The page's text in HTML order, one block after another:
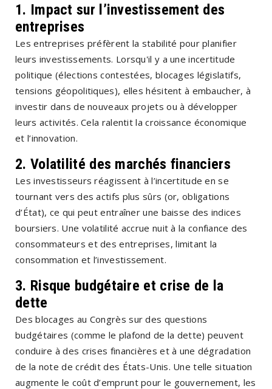
1. Impact sur l’investissement des
entreprises
Les entreprises préfèrent la stabilité pour planifier
leurs investissements. Lorsqu'il y a une incertitude
politique (élections contestées, blocages législatifs,
tensions géopolitiques), elles hésitent à embaucher, à
investir dans de nouveaux projets ou à développer
leurs activités. Cela ralentit la croissance économique
et l’innovation.
2. Volatilité des marchés financiers
Les investisseurs réagissent à l’incertitude en se
tournant vers des actifs plus sûrs (or, obligations
d’État), ce qui peut entraîner une baisse des indices
boursiers. Une volatilité accrue nuit à la confiance des
consommateurs et des entreprises, limitant la
consommation et l’investissement.
3. Risque budgétaire et crise de la
dette
Des blocages au Congrès sur des questions
budgétaires (comme le plafond de la dette) peuvent
conduire à des crises financières et à une dégradation
de la note de crédit des États-Unis. Une telle situation
augmente le coût d’emprunt pour le gouvernement, les